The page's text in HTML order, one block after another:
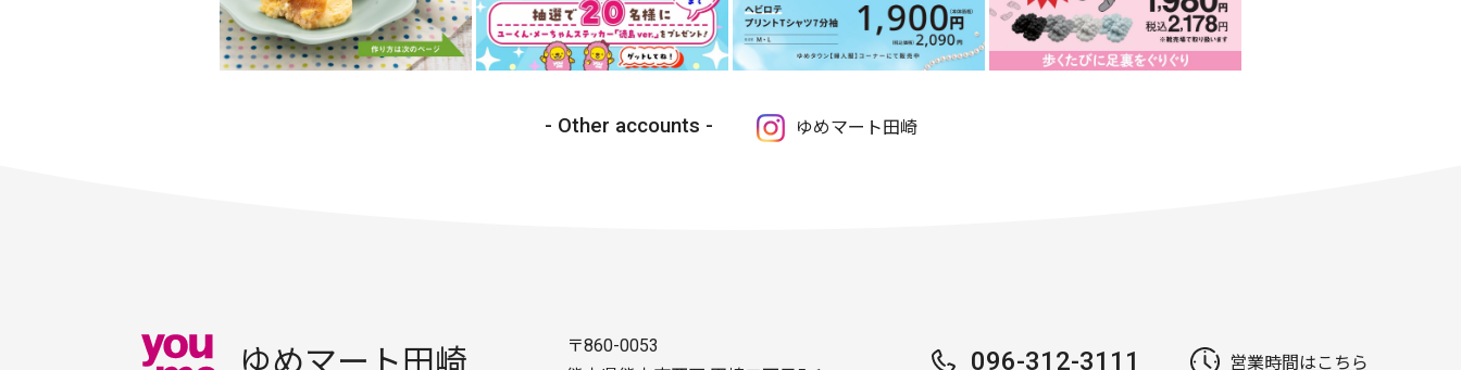
Other accounts ゆめマート田崎
ゆめマート田崎
〒860-0053
096-312-3111 営業時間はこちら